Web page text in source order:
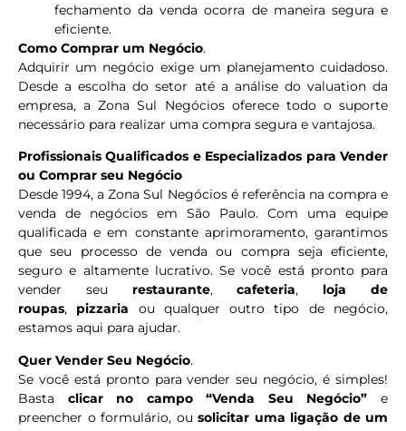
fechamento da venda ocorra de maneira segura e
eficiente.
Como Comprar um Negócio.
Adquirir um negócio exige um planejamento cuidadoso.
Desde a escolha do setor até a análise do valuation da
empresa, a Zona Sul Negócios oferece todo o suporte
necessário para realizar uma compra segura e vantajosa.
Profissionais Qualificados e Especializados para Vender
ou Comprar seu Negócio
Desde 1994, a Zona Sul Negócios é referência na compra e
venda de negócios em São Paulo. Com uma equipe
qualificada e em constante aprimoramento, garantimos
que seu processo de venda ou compra seja eficiente,
seguro e altamente lucrativo. Se você está pronto para
vender seu restaurante,cafeteria, loja de
roupas, pizzaria ou qualquer outro tipo de negócio,
estamos aqui para ajudar.
Quer Vender Seu Negócio.
Se você está pronto para vender seu negócio, é simples!
Basta clicar no campo “Venda Seu Negócio” e
preencher o formulário, ou solicitar uma ligação de um